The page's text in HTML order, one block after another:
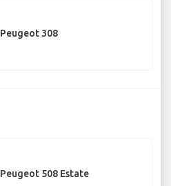
Peugeot 308
Peugeot 508 Estate